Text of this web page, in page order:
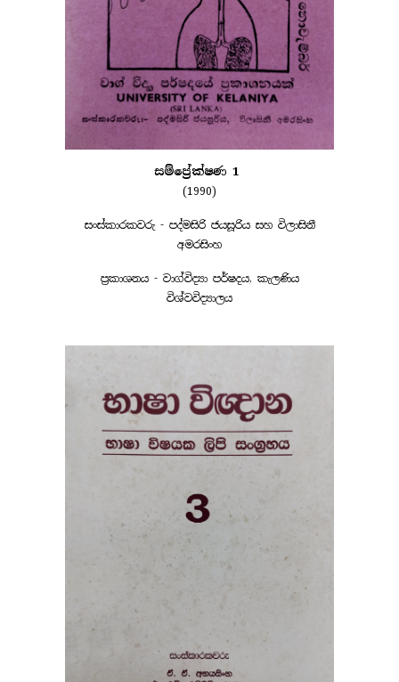
සම්ප්‍රේක්ෂණ 1
(1990)
සංස්කාරකවරු - පද්මසිරි ජයසූරිය සහ විලාසිනී
අමරසිංහ
ප්‍රකාශනය - වාග්විද්‍යා පර්ෂදය, කැලණිය
විශ්වවිද්‍යාලය